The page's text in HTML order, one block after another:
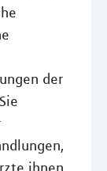
der